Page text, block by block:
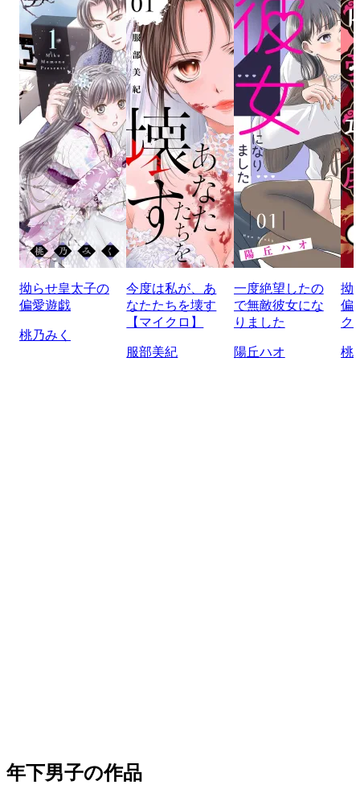
拗らせ皇太子の
偏愛遊戯
桃乃みく
今度は私が、あ
なたたちを壊す
【マイクロ】
服部美紀
一度絶望したの
で無敵彼女にな
りました
陽丘ハオ
拗
偏
ク
桃
年下男子の作品